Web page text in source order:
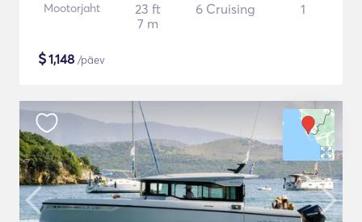
Mootorjaht
23 ft
7 m
6 Cruising 1
$1,148 /päev